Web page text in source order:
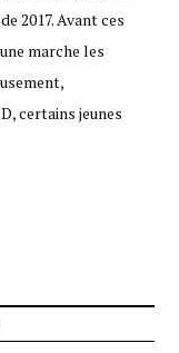
2017. Avant ces
marche les
certains jeunes